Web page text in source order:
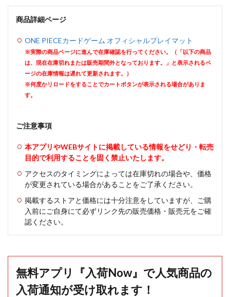
商品詳細ページ
ONE PIECEカードゲーム オフィシャルプレイマット
※実際の商品ページに進んで在庫確認を行ってください。（「以下の商品
は、現在在庫切れまたは販売期間外となっております。」と表示されるペ
ージの在庫情報は遅れて更新されます。）
※何度かリロードをすることでカートボタンが表示される場合がありま
す。
ご注意事項
本アプリやWEBサイトに掲載している情報をせどり・転売
目的で利用することを固く禁止いたします。
アクセスのタイミングによっては在庫切れの場合や、価格
が変更されている場合があることをご了承ください。
掲載するストアと価格には十分注意をしていますが、ご購
入前にご自身にて必ずリンク先の販売価格・販売元をご確
認ください。
無料アプリ『入荷Now』で人気商品の
入荷通知が受け取れます！